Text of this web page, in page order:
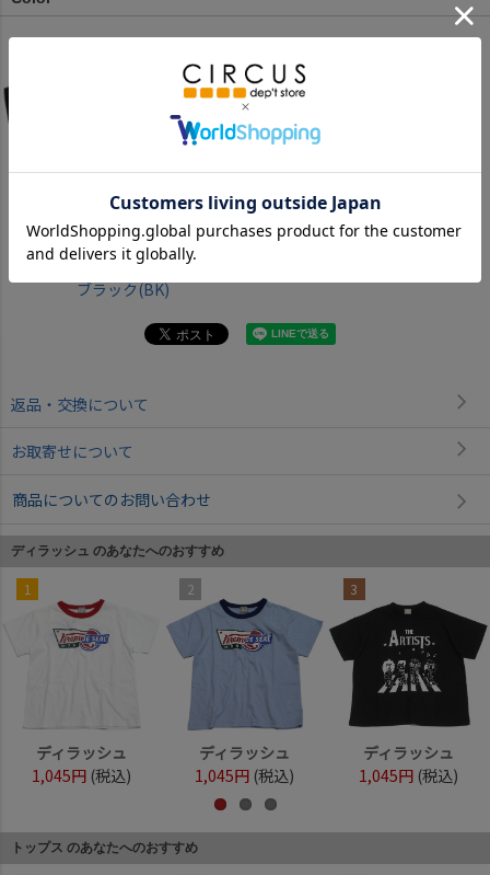
ブラック(BK)
返品・交換について
お取寄せについて
商品についてのお問い合わせ
ディラッシュ のあなたへのおすすめ
1
ディラッシュ
1,045円 (税込)
2
ディラッシュ
1,045円 (税込)
3
ディラッシュ
1,045円 (税込)
トップス のあなたへのおすすめ